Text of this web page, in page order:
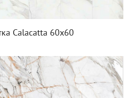
Calacatta 60x60